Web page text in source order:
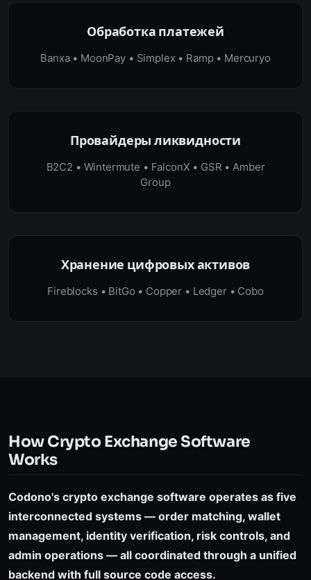
Обработка платежей
Banxa • MoonPay • Simplex • Ramp • Mercuryo
Провайдеры ликвидности
B2C2 • Wintermute • FalconX • GSR • Amber
Group
Хранение цифровых активов
Fireblocks • BitGo • Copper • Ledger • Cobo
How Crypto Exchange Software
Works
Codono's crypto exchange software operates as five
interconnected systems — order matching, wallet
management, identity verification, risk controls, and
admin operations — all coordinated through a unified
backend with full source code access.